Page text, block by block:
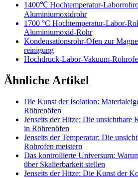
1400℃ Hochtemperatur-
Aluminiumoxidrohr
1700 °C Hochtemperatur-Labor-
Aluminiumoxid-Rohr
Kondensationsrohr-Ofen zur
reinigung
Hochdruck-Labor-Vakuum-
Ähnliche Artikel
Die Kunst der Isolation:
Röhrenöfen
Jenseits der Hitze: Die
in Röhrenöfen
Jenseits der Temperatur: Die
Rohrofen meistern
Das kontrollierte Universum:
über Skalierbarkeit stellen
Jenseits der Hitze: Die Kunst der